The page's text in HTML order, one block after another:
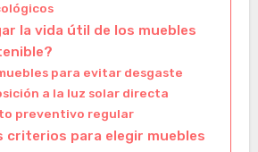
la vida útil de los muebles
para evitar desgaste
a la luz solar directa
preventivo regular
criterios para elegir muebles